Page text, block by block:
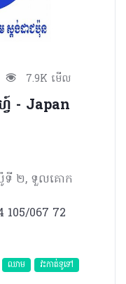
7.9K មើល
វ៍ - Japan
េប៉ូទី ២, ទួលគោក
105/067 72
ឈាម វះកាត់ទូទៅ